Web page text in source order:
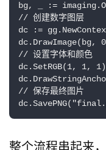
bg, _ :=
// 创建数字图层
dc :=
dc.DrawImage(bg,
// 设置字体和颜色
dc.SetRGB(1, 1,
// 保存最终图片
整个流程串起来